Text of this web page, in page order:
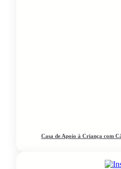
Casa de Apoio à Criança com